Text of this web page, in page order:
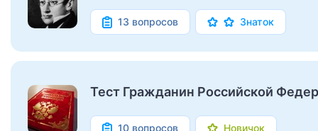
13 вопросов Знаток
Тест Гражданин Российской
10 вопросов Новичок